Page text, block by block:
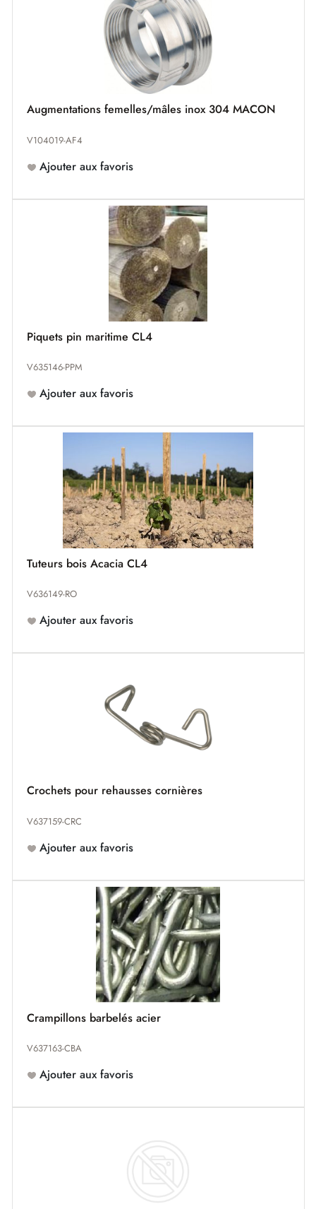
Augmentations femelles/mâles inox 304 MACON
V104019-AF4
Ajouter aux favoris
Piquets pin maritime CL4
V635146-PPM
Ajouter aux favoris
Tuteurs bois Acacia CL4
V636149-RO
Ajouter aux favoris
Crochets pour rehausses cornières
V637159-CRC
Ajouter aux favoris
Crampillons barbelés acier
V637163-CBA
Ajouter aux favoris